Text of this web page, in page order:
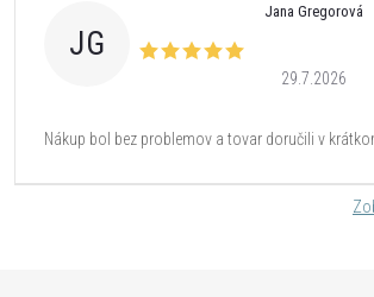
JG
Jana Gregorová
29.7.2026
Nákup bol bez problemov a tovar doručili v